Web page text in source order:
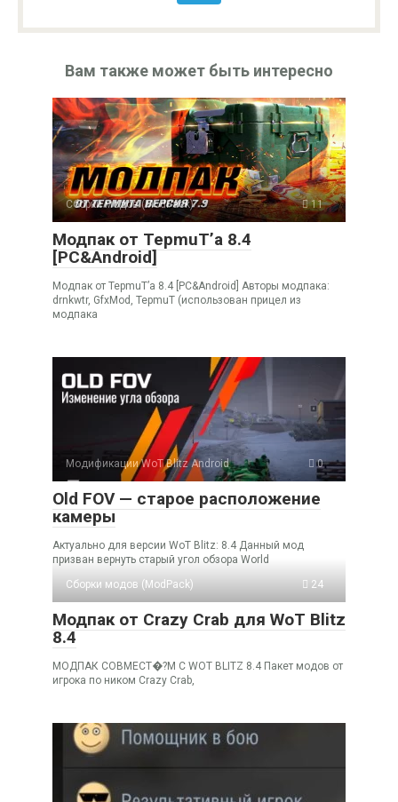
Вам также может быть интересно
Cборки модов (ModPack) 11
Модпак от TepmuT’a 8.4
[PC&Android]
Модпак от TepmuT’a 8.4 [PC&Android] Авторы модпака:
drnkwtr, GfxMod, TepmuT (использован прицел из
модпака
Модификации WoT Blitz Android 0
Old FOV — старое расположение
камеры
Актуально для версии WoT Blitz: 8.4 Данный мод
призван вернуть старый угол обзора World
Cборки модов (ModPack)
24
Модпак от Crazy Crab для WoT Blitz
8.4
МОДПАК СОВМЕСТ�?М С WOT BLITZ 8.4 Пакет модов от
игрока по ником Crazy Crab,